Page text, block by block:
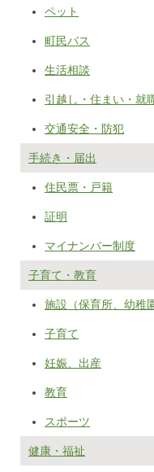
ペット
町民バス
生活相談
引越し・住まい・就
交通安全・防犯
手続き・届出
住民票・戸籍
証明
マイナンバー制度
子育て・教育
施設（保育所、幼稚
子育て
妊娠、出産
教育
スポーツ
健康・福祉